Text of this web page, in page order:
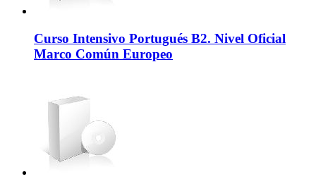
Curso Intensivo Portugués B2. Nivel Oficial
Marco Común Europeo